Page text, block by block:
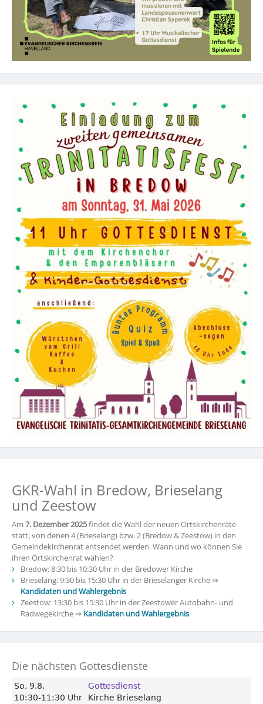
GKR-Wahl in Bredow, Brieselang
und Zeestow
Am 7. Dezember 2025findet die Wahl der neuen Ortskirchenräte
statt, von denen 4 (Brieselang) bzw. 2 (Bredow & Zeestow) in den
Gemeindekirchenrat entsendet werden. Wann und wo können Sie
ihren Ortskirchenrat wählen?
Bredow: 8:30 bis 10:30 Uhr in der Bredower Kirche
Brieselang: 9:30 bis 15:30 Uhr in der Brieselanger Kirche ⇒
Kandidaten und Wahlergebnis
Zeestow: 13:30 bis 15:30 Uhr in der Zeestower Autobahn- und
Radwegekirche ⇒ Kandidaten und Wahlergebnis
Die nächsten Gottesdienste